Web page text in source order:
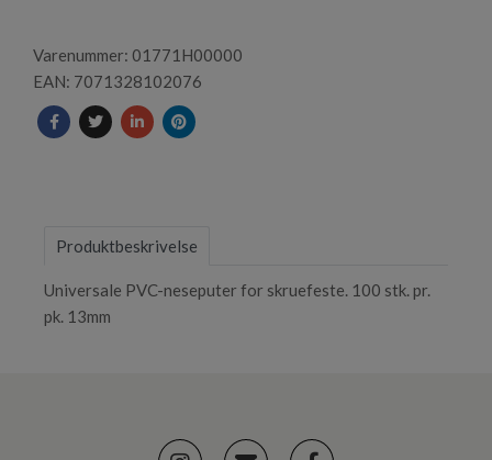
Varenummer: 01771H00000
EAN: 7071328102076
Produktbeskrivelse
Universale PVC-neseputer for skruefeste. 100 stk. pr.
pk. 13mm